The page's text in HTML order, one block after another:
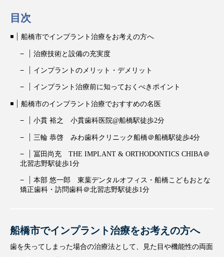
目次
船橋市でインプラント治療をお考えの方へ
治療技術と設備の充実度
インプラントのメリット・デメリット
インプラント治療前に知っておくべきポイント
船橋市のインプラント治療でおすすめの名医
小貫 裕之 小貫歯科医院@船橋駅徒歩2分
三輪 恭啓 みわ歯科クリニック船橋＠船橋駅徒歩4分
冨田尚充 THE IMPLANT & ORTHODONTICS CHIBA＠
北習志野駅徒歩1分
本部 悠一郎 東葉デンタルオフィス・船橋こどもおとな
矯正歯科・訪問歯科＠北習志野駅徒歩1分
船橋市でインプラント治療をお考えの方へ
歯を失ってしまった場合の治療法として、見た目や機能性の両面